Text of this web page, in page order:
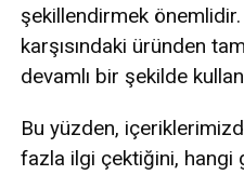
şekillendirmek
karşısındaki üründen
devamlı bir şekilde
Bu yüzden,
fazla ilgi çektiğini, hangi